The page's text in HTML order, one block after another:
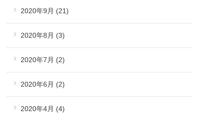
2020年9月 (21)
2020年8月 (3)
2020年7月 (2)
2020年6月 (2)
2020年4月 (4)